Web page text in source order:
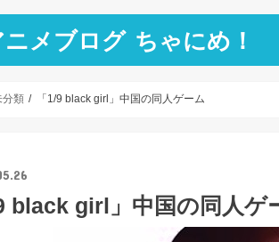
メブログ ちゃにめ！
分類 「1/9 black girl」中国の同人ゲーム
black girl」中国の同人ゲ